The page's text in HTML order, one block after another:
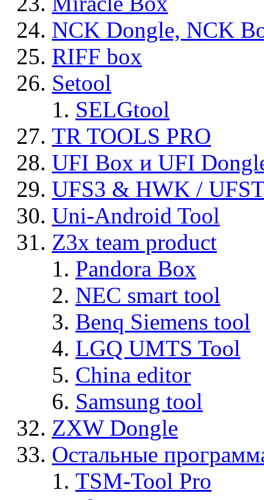
NCK Dongle, NCK
RIFF box
Setool
SELGtool
TR TOOLS PRO
UFI Box и UFI
UFS3 & HWK /
Uni-Android Tool
Z3x team product
Pandora Box
NEC smart tool
Benq Siemens tool
LGQ UMTS Tool
China editor
Samsung tool
ZXW Dongle
Остальные
TSM-Tool Pro